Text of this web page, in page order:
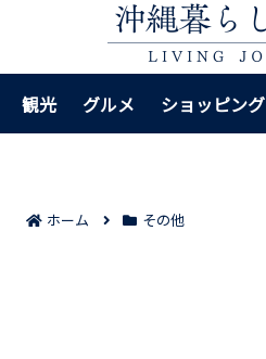
観光 グルメ ショッピング
ホーム その他